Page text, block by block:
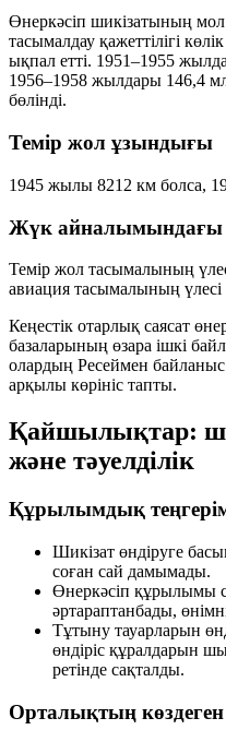
Өнеркәсіп шикізатының
тасымалдау қажеттілігі
ықпал етті. 1951–1955
1956–1958 жылдары 146,4
бөлінді.
Темір жол ұзындығы
1945 жылы 8212 км болса,
Жүк айналымындағы
Темір жол тасымалының
авиация тасымалының
Кеңестік отарлық саясат
базаларының өзара ішкі
олардың Ресеймен
арқылы көрініс тапты.
Қайшылықтар:
және тәуелділік
Құрылымдық
Шикізат өндіруге
соған сай дамымады.
Өнеркәсіп құрылымы
әртараптанбады,
Тұтыну тауарларын
өндіріс құралдарын
ретінде сақталды.
Орталықтың көздеген